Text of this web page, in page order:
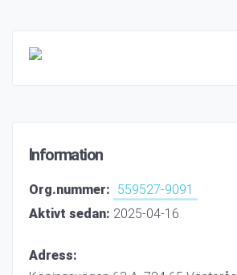
Information
Org.nummer: 559527-9091
Aktivt sedan: 2025-04-16
Adress: